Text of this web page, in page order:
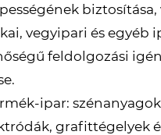
vegyipari és egyéb
feldolgozási
ipar:
grafittégelyek